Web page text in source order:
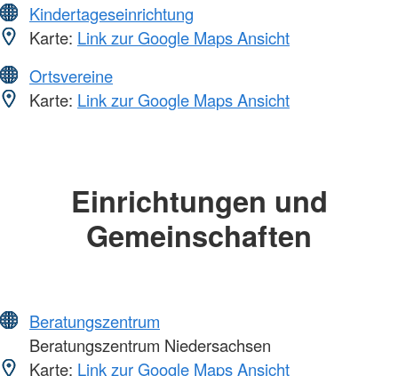
Kindertageseinrichtung
Karte: Link zur Google Maps Ansicht
Ortsvereine
Karte: Link zur Google Maps Ansicht
Einrichtungen und
Gemeinschaften
Beratungszentrum
Beratungszentrum Niedersachsen
Karte: Link zur Google Maps Ansicht